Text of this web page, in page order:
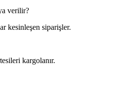
verilir?
kesinleşen siparişler.
kargolanır.